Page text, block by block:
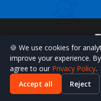
CONTACT US
marketing@toolspivot.com
🍪 We use cookies for
improve your experience.
agree to our Privacy Policy.
Accept all
Reject